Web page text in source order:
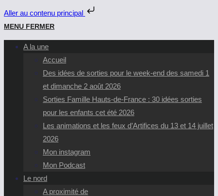
Aller au contenu principal
Skip
to
content
MENU FERMER
A la une
Accueil
Des idées de sorties pour le week-end des samedi 1
et dimanche 2 août 2026
Sorties Famille Hauts-de-France : 30 idées sorties
pour les enfants cet été 2026
Les animations et les feux d’Artifices du 13 et 14 juillet
2026
Mon instagram
Mon Podcast
Le nord
A proximité de